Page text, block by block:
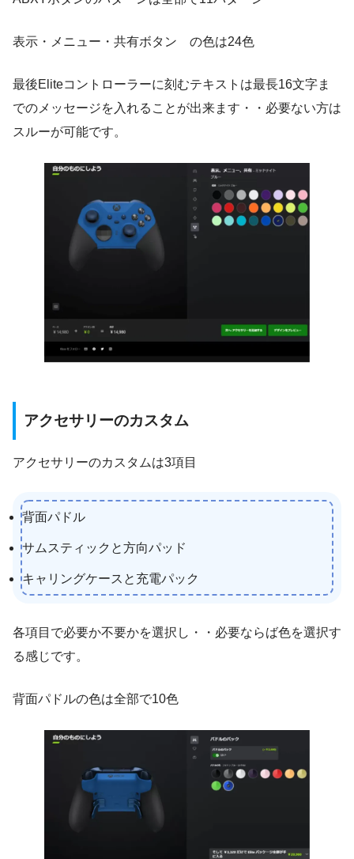
表示・メニュー・共有ボタン の色は24色
最後Eliteコントローラーに刻むテキストは最長16文字ま
でのメッセージを入れることが出来ます・・必要ない方は
スルーが可能です。
アクセサリーのカスタム
アクセサリーのカスタムは3項目
背面パドル
サムスティックと方向パッド
キャリングケースと充電パック
各項目で必要か不要かを選択し・・必要ならば色を選択す
る感じです。
背面パドルの色は全部で10色